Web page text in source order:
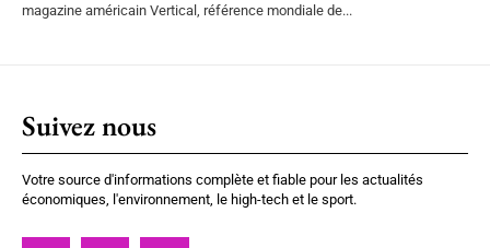
magazine américain Vertical, référence mondiale de...
Suivez nous
Votre source d'informations complète et fiable pour les actualités
économiques, l'environnement, le high-tech et le sport.